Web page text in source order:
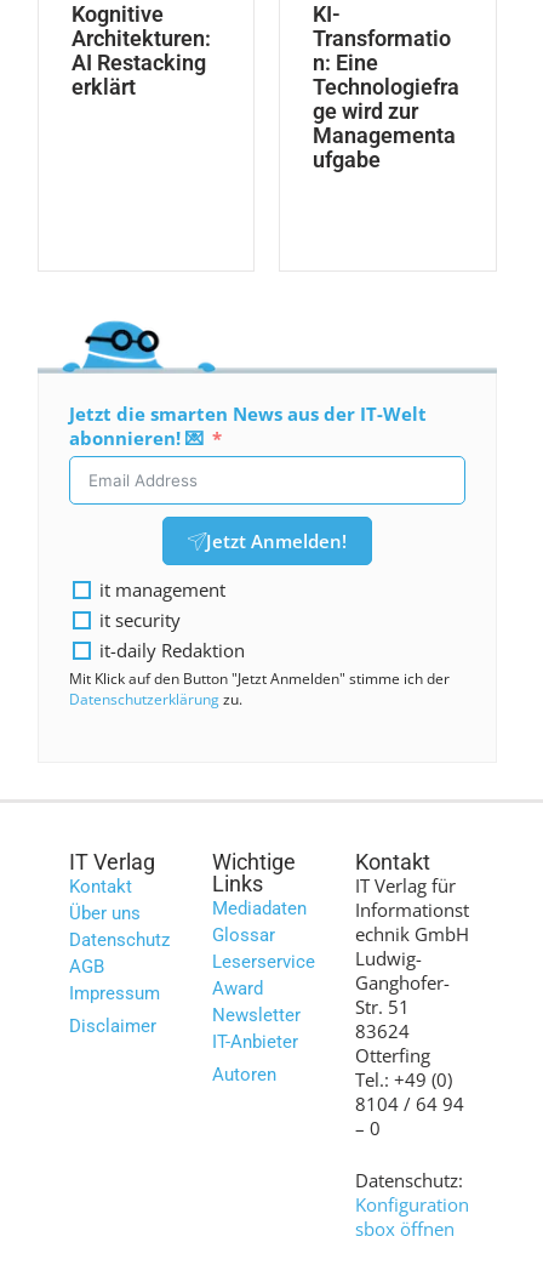
Kognitive
Architekturen:
AI Restacking
erklärt
KI-
Transformatio
n: Eine
Technologiefra
ge wird zur
Managementa
ufgabe
Jetzt die smarten News aus der IT-Welt
abonnieren! 💌
Jetzt Anmelden!
it management
it security
it-daily Redaktion
Mit Klick auf den Button "Jetzt Anmelden" stimme ich der
Datenschutzerklärungzu.
IT Verlag
Kontakt
Über uns
Datenschutz
AGB
Impressum
Disclaimer
Wichtige
Links
Mediadaten
Glossar
Leserservice
Award
Newsletter
IT-Anbieter
Autoren
Kontakt
IT Verlag für
Informationst
echnik GmbH
Ludwig-
Ganghofer-
Str. 51
83624
Otterfing
Tel.: +49 (0)
8104 / 64 94
– 0
Datenschutz:
Konfiguration
sbox öffnen